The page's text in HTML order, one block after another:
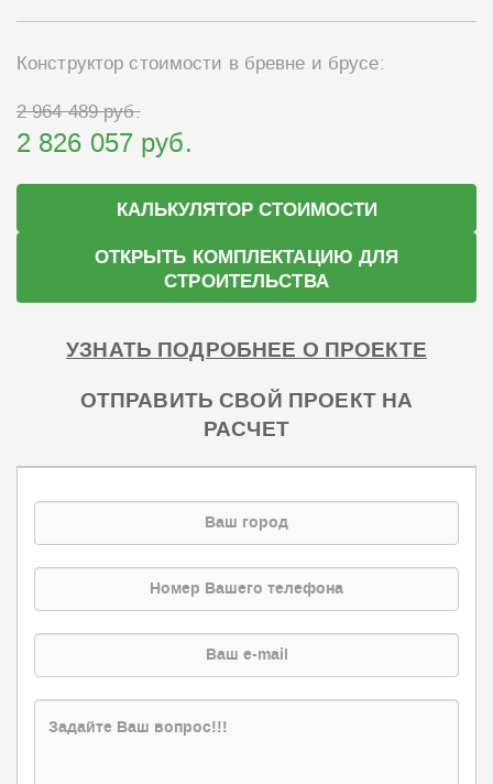
Конструктор стоимости в бревне и брусе:
2 964 489 руб.
2 826 057 руб.
КАЛЬКУЛЯТОР СТОИМОСТИ
ОТКРЫТЬ КОМПЛЕКТАЦИЮ ДЛЯ
СТРОИТЕЛЬСТВА
УЗНАТЬ ПОДРОБНЕЕ О ПРОЕКТЕ
ОТПРАВИТЬ СВОЙ ПРОЕКТ НА
РАСЧЕТ